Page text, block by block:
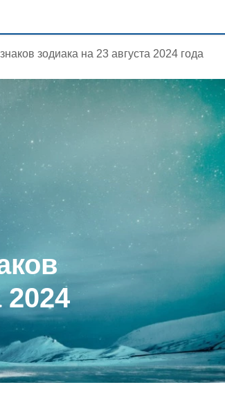
зодиака на 23 августа 2024 года
2024